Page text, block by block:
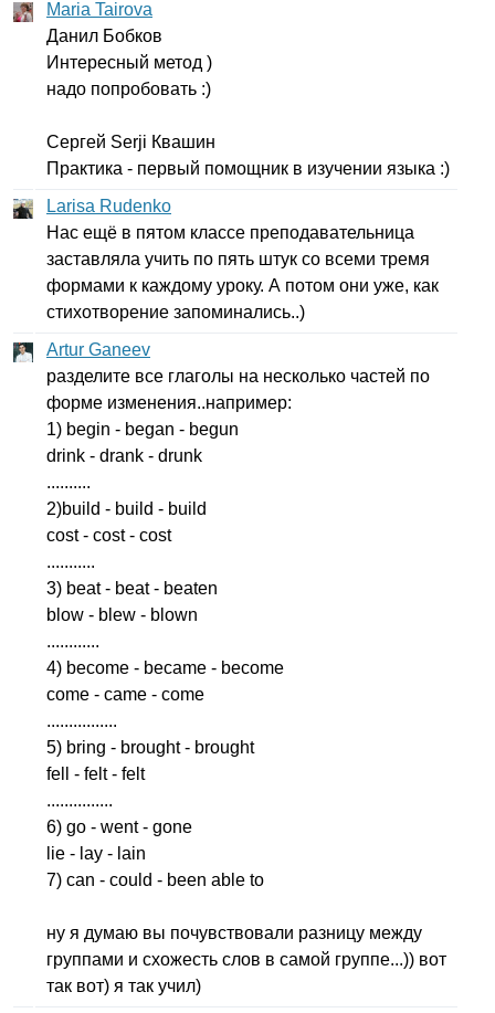
Maria Tairova
Данил Бобков
Интересный метод )
надо попробовать :)
Сергей Serji Квашин
Практика - первый помощник в изучении языка :)
Larisa Rudenko
Нас ещё в пятом классе преподавательница
заставляла учить по пять штук со всеми тремя
формами к каждому уроку. А потом они уже, как
стихотворение запоминались..)
Artur Ganeev
разделите все глаголы на несколько частей по
форме изменения..например:
1) begin - began - begun
drink - drank - drunk
..........
2)build - build - build
cost- cost- cost
...........
3) beat- beat- beaten
blow - blew - blown
............
4) become - became - become
come - came - come
................
5) bring - brought- brought
fell
- felt- felt
...............
6) go - went- gone
lie - lay - lain
7) can - could - been able to
ну я думаю вы почувствовали разницу между
группами и схожесть слов в самой группе...)) вот
так вот) я так учил)